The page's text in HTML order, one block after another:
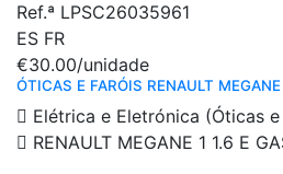
Ref.ª LPSC26035961
ES FR
€30.00/unidade
ÓTICAS E FARÓIS RENAULT MEGANE
Elétrica e Eletrónica (Óticas e
RENAULT MEGANE 1 1.6 E